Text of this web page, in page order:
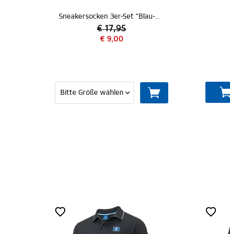
Sneakersocken 3er-Set "Blau-Weiß-Schwarz" Kappe "Raute pur"
IN DEN WARENKORB